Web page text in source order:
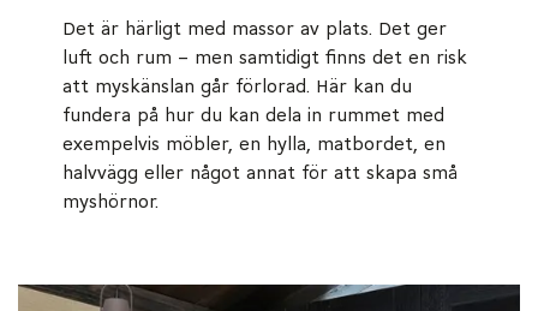
Det är härligt med massor av plats. Det ger
luft och rum – men samtidigt finns det en risk
att myskänslan går förlorad. Här kan du
fundera på hur du kan dela in rummet med
exempelvis möbler, en hylla, matbordet, en
halvvägg eller något annat för att skapa små
myshörnor.